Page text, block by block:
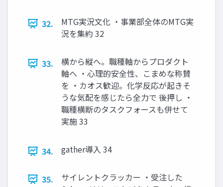
32.
MTG実況文化 ・事業部全体のMTG実
況を集約 32
33.
横から縦へ。職種軸からプロダクト
軸へ ・心理的安全性、こまめな称賛
を ・カオス歓迎。化学反応が起きそ
うな気配を感じたら全力で 後押し ・
職種横断のタスクフォースも併せて
実施 33
34. gather導入 34
35.
サイレントクラッカー ・受注した